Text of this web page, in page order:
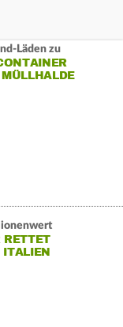
Läden zu
RETTET